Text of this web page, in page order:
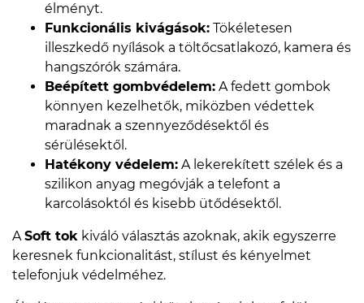
élményt.
Funkcionális kivágások: Tökéletesen
illeszkedő nyílások a töltőcsatlakozó, kamera és
hangszórók számára.
Beépített gombvédelem: A fedett gombok
könnyen kezelhetők, miközben védettek
maradnak a szennyeződésektől és
sérülésektől.
Hatékony védelem: A lekerekített szélek és a
szilikon anyag megóvják a telefont a
karcolásoktól és kisebb ütődésektől.
ASoft tok kiváló választás azoknak, akik egyszerre
keresnek funkcionalitást, stílust és kényelmet
telefonjuk védelméhez.